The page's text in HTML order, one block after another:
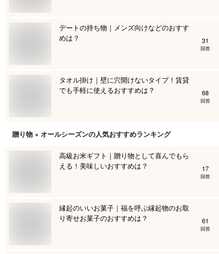
デートの持ち物｜メンズ向けなどのおすす
めは？
31
回答
タオル掛け｜壁に穴開けないタイプ！賃貸
でも手軽に使えるおすすめは？
68
回答
贈り物 × オールシーズンの人気おすすめランキング
高級お米ギフト｜贈り物として喜んでもら
える！美味しいおすすめは？
17
回答
縁起のいいお菓子｜福を呼ぶ縁起物のお取
り寄せお菓子のおすすめは？
61
回答